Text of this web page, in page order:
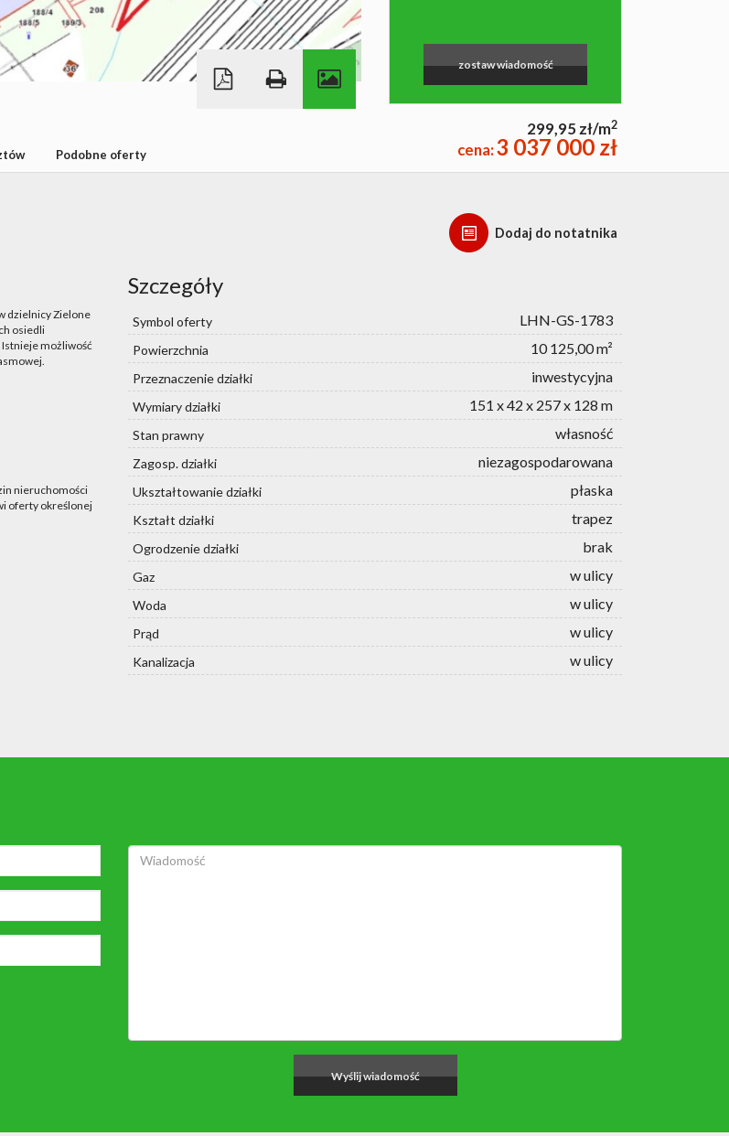
zostaw wiadomość
299,95 zł/m2
cena:3 037 000 zł
Dodaj do notatnika
Podobne oferty
dzielnicy Zielone
osiedli
Istnieje możliwość
nieruchomości
oferty określonej
Szczegóły
Symbol oferty LHN-GS-1783
Powierzchnia 10 125,00 m²
Przeznaczenie działki inwestycyjna
Wymiary działki 151 x 42 x 257 x 128 m
Stan prawny własność
Zagosp. działki niezagospodarowana
Ukształtowanie działki płaska
Kształt działki trapez
Ogrodzenie działki brak
Gaz w ulicy
Woda w ulicy
Prąd w ulicy
Kanalizacja w ulicy